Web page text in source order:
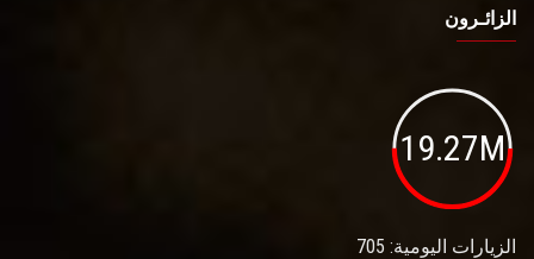
الزائـرون
19.27M
الزيارات اليومية: 705